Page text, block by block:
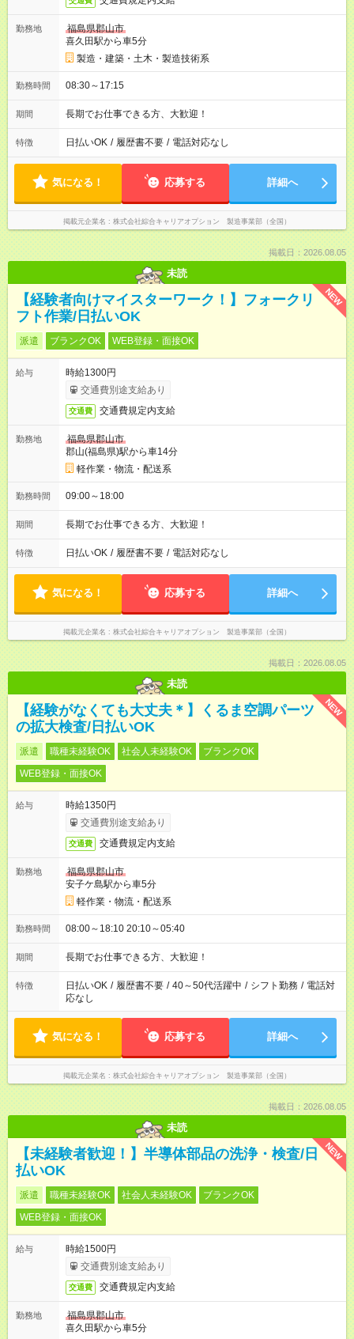
勤務地
福島県郡山市
喜久田駅から車5分
製造・建築・土木・製造技術系
勤務時間 08:30～17:15
期間 長期でお仕事できる方、大歓迎！
特徴 日払いOK / 履歴書不要 / 電話対応なし
気になる！ 応募する 詳細へ
掲載元企業名 株式会社綜合キャリアオプション 製造事業部（全国）
掲載日：2026.08.05
未読
NEW
【経験者向けマイスターワーク！】フォークリ
フト作業/日払いOK
派遣 ブランクOK WEB登録・面接OK
給与
時給1300円
交通費別途支給あり
交通費 交通費規定内支給
勤務地
福島県郡山市
郡山(福島県)駅から車14分
軽作業・物流・配送系
勤務時間 09:00～18:00
期間 長期でお仕事できる方、大歓迎！
特徴 日払いOK / 履歴書不要 / 電話対応なし
気になる！ 応募する 詳細へ
掲載元企業名 株式会社綜合キャリアオプション 製造事業部（全国）
掲載日：2026.08.05
未読
NEW
【経験がなくても大丈夫＊】くるま空調パーツ
の拡大検査/日払いOK
派遣 職種未経験OK 社会人未経験OK
ブランクOK
WEB登録・面接OK
給与
時給1350円
交通費別途支給あり
交通費 交通費規定内支給
勤務地
福島県郡山市
安子ケ島駅から車5分
軽作業・物流・配送系
勤務時間 08:00～18:10 20:10～05:40
期間 長期でお仕事できる方、大歓迎！
特徴 日払いOK / 履歴書不要 / 40～50代活躍中 / シフト勤務 / 電話対
応なし
気になる！ 応募する 詳細へ
掲載元企業名 株式会社綜合キャリアオプション 製造事業部（全国）
掲載日：2026.08.05
未読
NEW
【未経験者歓迎！】半導体部品の洗浄・検査/日
払いOK
派遣 職種未経験OK 社会人未経験OK
ブランクOK
WEB登録・面接OK
給与
時給1500円
交通費別途支給あり
交通費 交通費規定内支給
勤務地
福島県郡山市
喜久田駅から車5分